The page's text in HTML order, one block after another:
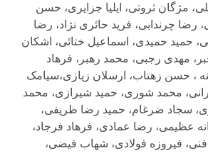
مژگان ثروتی، ایلیا جزایری، حسن
چرندابی، فرید حائری نژاد، رضا
حمید حمیدی، اسماعیل ختائی، اشکان
مهدی رجبی، محمد رهبر، فرهاد
حسن زهتاب، ارسلان زیازی،سیامک
محمد شوری، حمید شیرازی، محمد
سجاد ضرغام، حمید رضا ظریفی،
عظیمی، رضا عمادی، فرهاد فرجاد،
فنی، فیروزه فولادی، شهاب فیضی،